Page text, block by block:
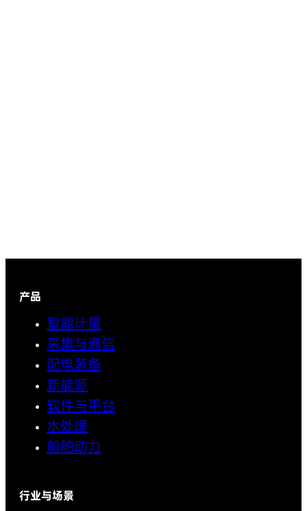
产品
智能计量
采集与通信
配电装备
新能源
软件与平台
水处理
船舶动力
行业与场景